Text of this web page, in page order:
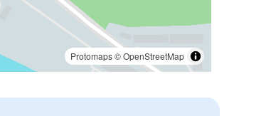
Protomaps©OpenStreetMap